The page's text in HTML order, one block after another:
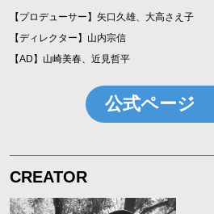
【プロデューサー】矢口久雄、大高さえ子
【ディレクター】山内宗信
【AD】山崎美春、近見哲平
公式ページ
CREATOR